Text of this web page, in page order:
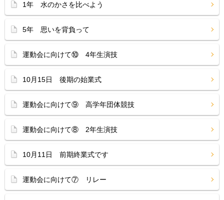
1年 水のかさを比べよう
5年 思いを背負って
運動会に向けて⑩ 4年生演技
10月15日 後期の始業式
運動会に向けて⑨ 高学年団体競技
運動会に向けて⑧ 2年生演技
10月11日 前期終業式です
運動会に向けて⑦ リレー